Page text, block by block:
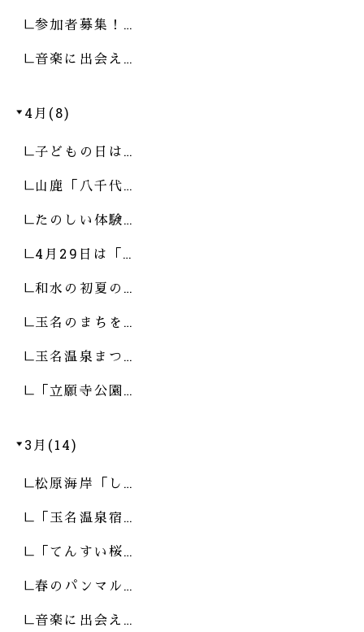
参加者募集！…
音楽に出会え…
4月(8)
子どもの日は…
山鹿「八千代…
たのしい体験…
4月29日は「…
和水の初夏の…
玉名のまちを…
玉名温泉まつ…
「立願寺公園…
3月(14)
松原海岸「し…
「玉名温泉宿…
「てんすい桜…
春のパンマル…
音楽に出会え…